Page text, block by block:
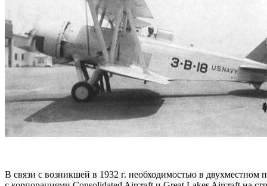
В связи с возникшей в 1932 г. необходимостью в